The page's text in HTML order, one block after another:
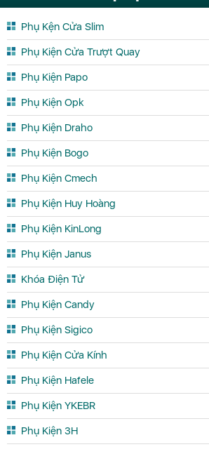
Phụ Kện Cửa Slim
Phụ Kiện Cửa Trượt Quay
Phụ Kiện Papo
Phụ Kiện Opk
Phụ Kiện Draho
Phụ Kiện Bogo
Phụ Kiện Cmech
Phụ Kiện Huy Hoàng
Phụ Kiện KinLong
Phụ Kiện Janus
Khóa Điện Tử
Phụ Kiện Candy
Phụ Kiện Sigico
Phụ Kiện Cửa Kính
Phụ Kiện Hafele
Phụ Kiện YKEBR
Phụ Kiện 3H